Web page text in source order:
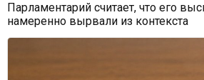
Парламентарий считает, что его
намеренно вырвали из контекста